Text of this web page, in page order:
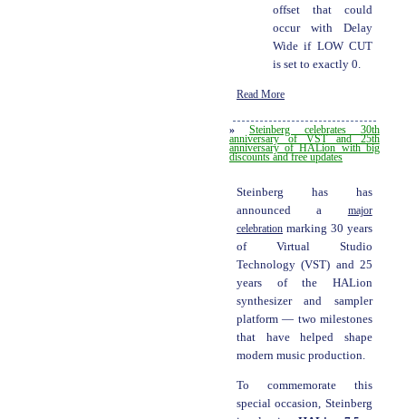
offset that could
occur with Delay
Wide if LOW CUT
is set to exactly 0.
Read More
» Steinberg celebrates 30th
anniversary of VST and 25th
anniversary of HALion with big
discounts and free updates
Steinberg has has
announced a major
celebration marking 30 years
of Virtual Studio
Technology (VST) and 25
years of the HALion
synthesizer and sampler
platform — two milestones
that have helped shape
modern music production.
To commemorate this
special occasion, Steinberg